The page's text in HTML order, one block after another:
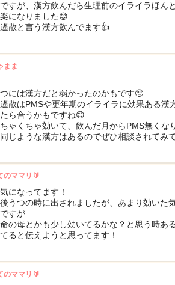
すが、漢方飲んだら生理前のイライラほん
になりました😊
散と言う漢方飲んでます👍
まま
には漢方だと弱かったのかもです🥺
散はPMSや更年期のイライラに効果ある漢
ら合うかもですね😊
ゃくちゃ効いて、飲んだ月からPMS無くな
じような漢方はあるのでぜひ相談されてみ
のママリ🔰
になってます！
うつの時に出されましたが、あまり効いた
すが...
の母とかも少し効いてるかな？と思う時あ
ると伝えようと思ってます！
のママリ🔰